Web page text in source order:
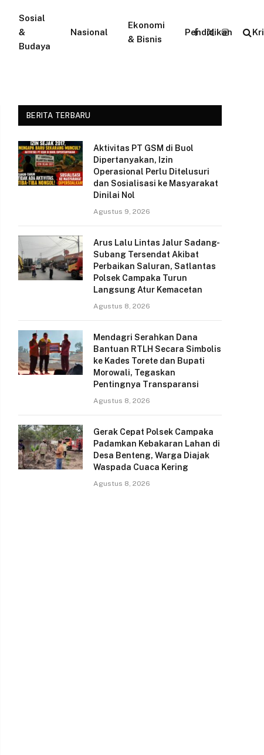
Sosial
&
Budaya
Nasional
Ekonomi
& Bisnis
Pendidikan
Facebook
X
Instagram
BERITA TERBARU
Aktivitas PT GSM di Buol
Dipertanyakan, Izin
Operasional Perlu Ditelusuri
dan Sosialisasi ke Masyarakat
Dinilai Nol
Agustus 9, 2026
Arus Lalu Lintas Jalur Sadang-
Subang Tersendat Akibat
Perbaikan Saluran, Satlantas
Polsek Campaka Turun
Langsung Atur Kemacetan
Agustus 8, 2026
Mendagri Serahkan Dana
Bantuan RTLH Secara Simbolis
ke Kades Torete dan Bupati
Morowali, Tegaskan
Pentingnya Transparansi
Agustus 8, 2026
Gerak Cepat Polsek Campaka
Padamkan Kebakaran Lahan di
Desa Benteng, Warga Diajak
Waspada Cuaca Kering
Agustus 8, 2026